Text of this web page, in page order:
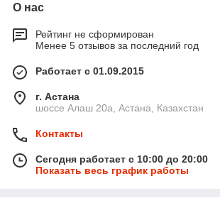
О нас
Рейтинг не сформирован
Менее 5 отзывов за последний год
Работает с 01.09.2015
г. Астана
шоссе Алаш 20а, Астана, Казахстан
Контакты
Сегодня работает с 10:00 до 20:00
Показать весь график работы